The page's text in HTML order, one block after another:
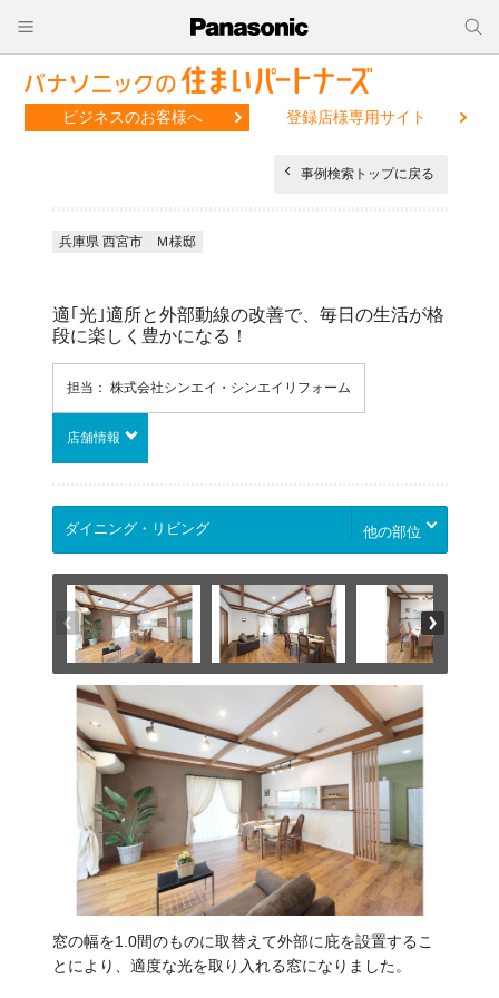
ビジネスのお客様へ 登録店様専用サイト
事例検索トップに戻る
兵庫県 西宮市 Ｍ様邸
適｢光｣適所と外部動線の改善で、毎日の生活が格
段に楽しく豊かになる！
担当： 株式会社シンエイ・シンエイリフォーム
店舗情報
他の部位
窓の幅を1.0間のものに取替えて外部に庇を設置するこ
とにより、適度な光を取り入れる窓になりました。